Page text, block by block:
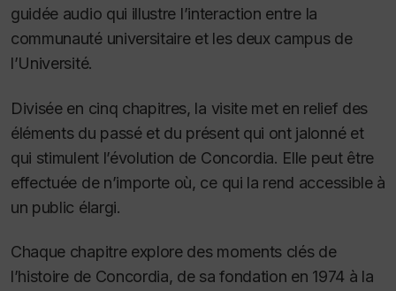
guidée audio qui illustre l’interaction entre la
communauté universitaire et les deux campus de
l’Université.
Divisée en cinq chapitres, la visite met en relief des
éléments du passé et du présent qui ont jalonné et
qui stimulent l’évolution de Concordia. Elle peut être
effectuée de n’importe où, ce qui la rend accessible à
un public élargi.
Chaque chapitre explore des moments clés de
l’histoire de Concordia, de sa fondation en 1974 à la